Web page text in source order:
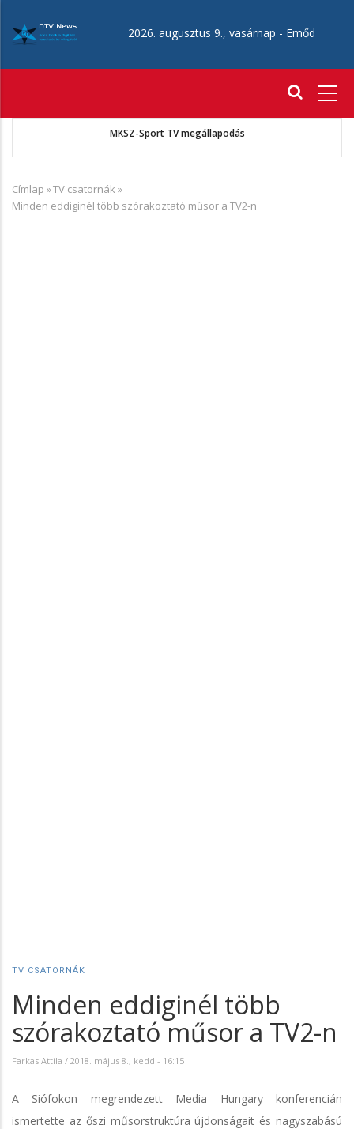
tartalomra
2026. augusztus 9., vasárnap - Emőd
MKSZ-Sport TV megállapodás
Morzsa
Címlap »TV csatornák »
Minden eddiginél több szórakoztató műsor a TV2-n
TV CSATORNÁK
Minden eddiginél több
szórakoztató műsor a TV2-n
Farkas Attila / 2018. május 8., kedd - 16:15
A Siófokon megrendezett Media Hungary konferencián
ismertette az őszi műsorstruktúra újdonságait és nagyszabású